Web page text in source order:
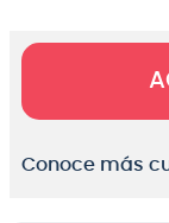
Conoce más